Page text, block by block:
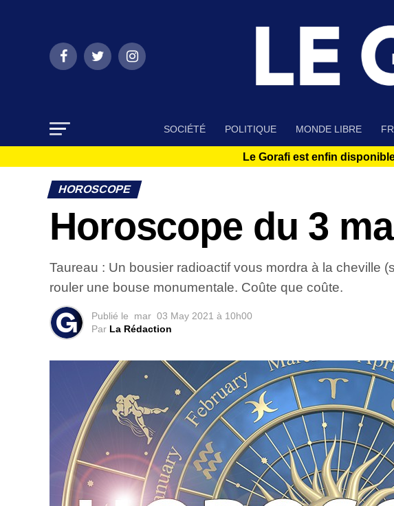
SOCIÉTÉ POLITIQUE MONDE LIBRE
Le Gorafi est enfin
HOROSCOPE
Horoscope du 3
Taureau : Un bousier radioactif vous mordra à la cheville
rouler une bouse monumentale. Coûte que coûte.
Publié le mar 03 May 2021 à 10h00
Par La Rédaction